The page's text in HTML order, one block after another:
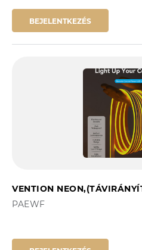
BEJELENTKEZÉS
VENTION
PAEWF